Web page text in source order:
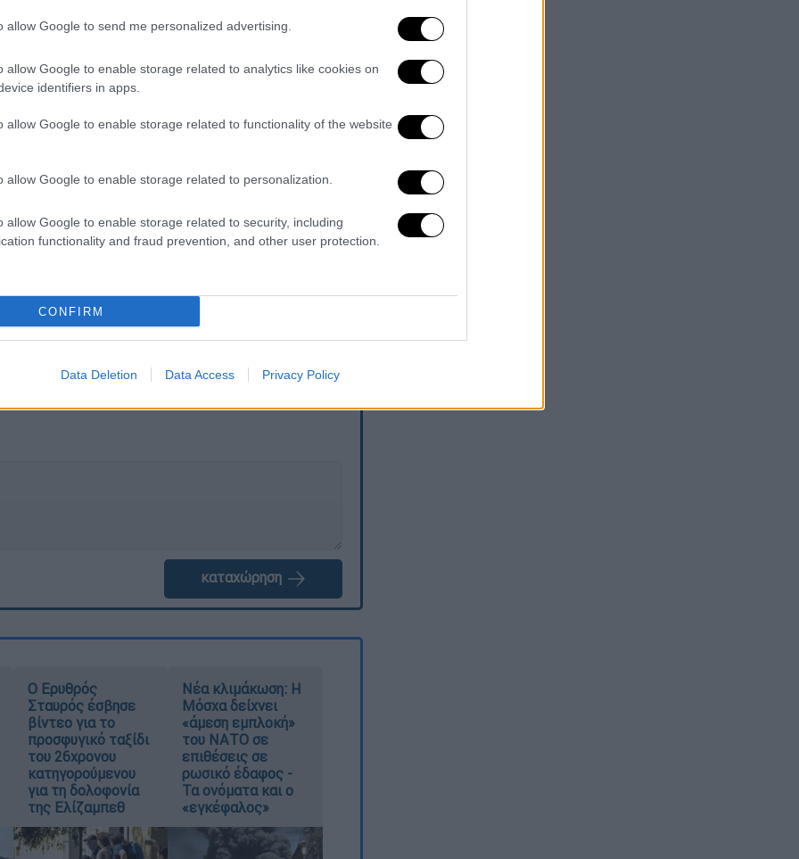
allow Google to send me personalized advertising.
allow Google to enable storage related to analytics like cookies on
identifiers in apps.
allow Google to enable storage related to functionality of the website
allow Google to enable storage related to personalization.
allow Google to enable storage related to security, including
functionality and fraud prevention, and other user protection.
CONFIRM
Data Deletion Data Access Privacy Policy
Φίλιππος Ράπτης (Δημήτρης
τον θάνατο της συντρόφου του, σε ένα
συνθήκες και γεννά αμφιβολίες και
είναι η νεαρή δικηγόρος που
σε μια διαδρομή, όπου τα όρια
αρχίζουν να θολώνουν επικίνδυνα. Κι
σε μια βαθιά προσωπική
που κινούνται ανάμεσα στο φως και το
φακό και κάθε εικόνα αποτελεί ένα
που εξελίσσεται διαρκώς και
ΕΘΝΟΣ θα παρεμβαίνει και τα προσβλητικά σχόλια θα
καταχώρηση
Ο Ερυθρός
Σταυρός έσβησε
βίντεο για το
προσφυγικό ταξίδι
του 26χρονου
κατηγορούμενου
για τη δολοφονία
της Ελίζαμπεθ
Νέα κλιμάκωση: Η
Μόσχα δείχνει
«άμεση εμπλοκή»
του ΝΑΤΟ σε
επιθέσεις σε
ρωσικό έδαφος -
Τα ονόματα και ο
«εγκέφαλος»